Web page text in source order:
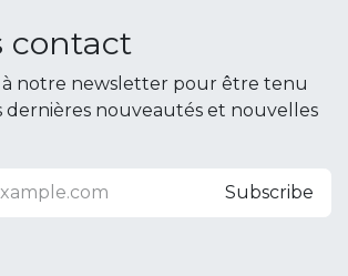
contact
notre newsletter pour être tenu
dernières nouveautés et nouvelles
Subscribe